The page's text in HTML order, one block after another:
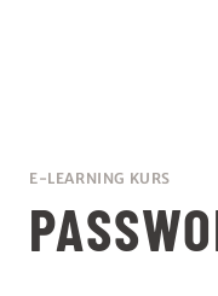
E-LEARNING KURS